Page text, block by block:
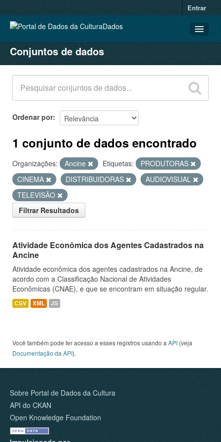
Entrar
CONJUNTOS DE DADOS
ORGANIZAÇÕES
GRUPOS
SOBRE
Conjuntos de dados
Ordenar por
1 conjunto de dados encontrado
Organizações: Ancine Etiquetas:
PRODUTORAS
CINEMA
DISTRIBUIDORAS
AUDIOVISUAL
TELEVISÃO
Filtrar Resultados
Atividade Econômica dos Agentes Cadastrados na
Ancine
Atividade econômica dos agentes cadastrados na Ancine, de
acordo com a Classificação Nacional de Atividades
Econômicas (CNAE), e que se encontram em situação regular.
CSV XML JS
Você também pode ter acesso a esses registros usando a API (veja
Documentação da API).
Sobre Portal de Dados da Cultura
API do CKAN
Open Knowledge Foundation